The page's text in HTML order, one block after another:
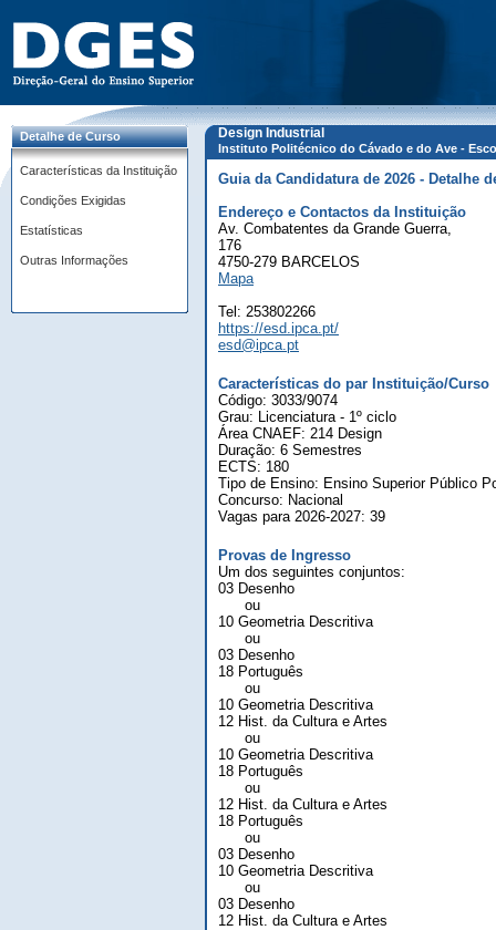
Detalhe de Curso
Características da Instituição
Condições Exigidas
Estatísticas
Outras Informações
Design Industrial
Instituto Politécnico do Cávado e do Ave -
Guia da Candidatura de 2026 - Detalhe
Endereço e Contactos da Instituição
Av. Combatentes da Grande Guerra,
176
4750-279 BARCELOS
Mapa
Tel: 253802266
https://esd.ipca.pt/
esd@ipca.pt
Características do par Instituição/Curso
Código: 3033/9074
Grau: Licenciatura - 1º ciclo
Área CNAEF: 214 Design
Duração: 6 Semestres
ECTS: 180
Tipo de Ensino: Ensino Superior Público
Concurso: Nacional
Vagas para 2026-2027: 39
Provas de Ingresso
Um dos seguintes conjuntos:
03 Desenho
ou
10 Geometria Descritiva
ou
03 Desenho
18 Português
ou
10 Geometria Descritiva
12 Hist. da Cultura e Artes
ou
10 Geometria Descritiva
18 Português
ou
12 Hist. da Cultura e Artes
18 Português
ou
03 Desenho
10 Geometria Descritiva
ou
03 Desenho
12 Hist. da Cultura e Artes